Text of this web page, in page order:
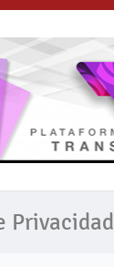
Privacidad